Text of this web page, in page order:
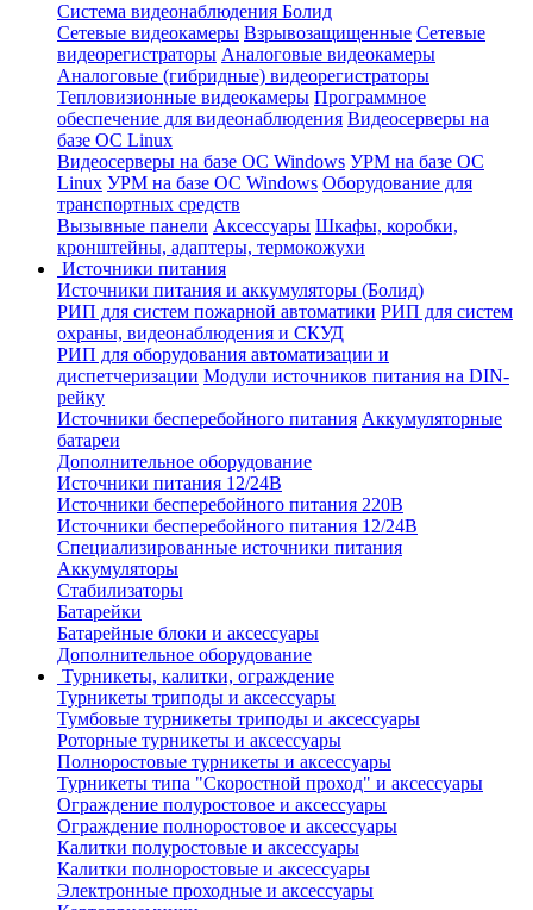
Система видеонаблюдения Болид
Сетевые видеокамеры Взрывозащищенные Сетевые
видеорегистраторы Аналоговые видеокамеры
Аналоговые (гибридные) видеорегистраторы
Тепловизионные видеокамеры Программное
обеспечение для видеонаблюдения Видеосерверы на
базе ОС Linux
Видеосерверы на базе ОС Windows УРМ на базе ОС
Linux УРМ на базе ОС Windows Оборудование для
транспортных средств
Вызывные панели Аксессуары Шкафы, коробки,
кронштейны, адаптеры, термокожухи
Источники питания
Источники питания и аккумуляторы (Болид)
РИП для систем пожарной автоматики РИП для систем
охраны, видеонаблюдения и СКУД
РИП для оборудования автоматизации и
диспетчеризации Модули источников питания на DIN-
рейку
Источники бесперебойного питания Аккумуляторные
батареи
Дополнительное оборудование
Источники питания 12/24В
Источники бесперебойного питания 220В
Источники бесперебойного питания 12/24В
Специализированные источники питания
Аккумуляторы
Стабилизаторы
Батарейки
Батарейные блоки и аксессуары
Дополнительное оборудование
Турникеты, калитки, ограждение
Турникеты триподы и аксессуары
Тумбовые турникеты триподы и аксессуары
Роторные турникеты и аксессуары
Полноростовые турникеты и аксессуары
Турникеты типа "Скоростной проход" и аксессуары
Ограждение полуростовое и аксессуары
Ограждение полноростовое и аксессуары
Калитки полуростовые и аксессуары
Калитки полноростовые и аксессуары
Электронные проходные и аксессуары